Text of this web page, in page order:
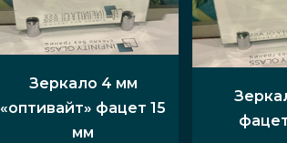
Зеркало 4 мм
«оптивайт» фацет 15
мм